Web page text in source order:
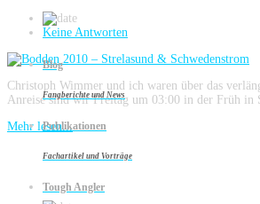
Blog
Fangberichte und News
Publikationen
Fachartikel und Vorträge
Tough Angler
Keine Antworten
Christoph Wimmer und ich waren über das
Anreise sind wir Freitag um 03:00 in der Früh in
Mehr lesen...
Bodden 2009 – Strelasund